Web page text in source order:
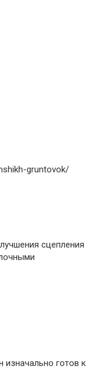
gruntovok/
сцепления
изначально готов к